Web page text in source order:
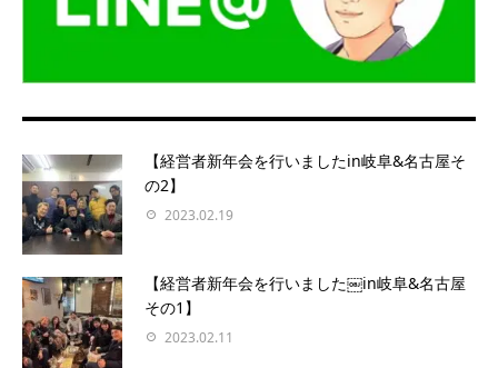
【経営者新年会を行いましたin岐阜&名古屋そ
の2】
2023.02.19
【経営者新年会を行いました￼in岐阜&名古屋
その1】
2023.02.11